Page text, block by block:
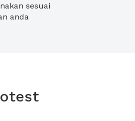
sesuai
anda